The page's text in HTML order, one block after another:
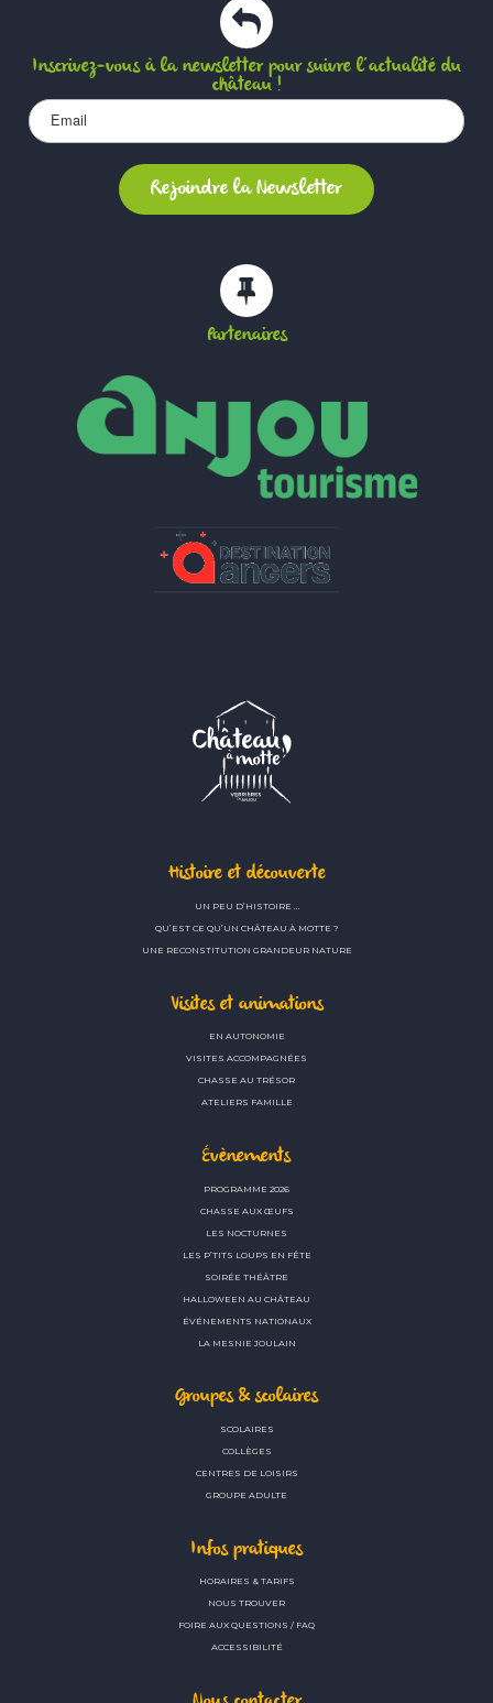
Inscrivez-vous à la newsletter pour suivre l’actualité du
château !
Partenaires
Histoire et découverte
UN PEU D’HISTOIRE …
QU’EST CE QU’UN CHÂTEAU À MOTTE ?
UNE RECONSTITUTION GRANDEUR NATURE
Visites et animations
EN AUTONOMIE
VISITES ACCOMPAGNÉES
CHASSE AU TRÉSOR
ATELIERS FAMILLE
Évènements
PROGRAMME 2026
CHASSE AUX ŒUFS
LES NOCTURNES
LES P’TITS LOUPS EN FÊTE
SOIRÉE THÉÂTRE
HALLOWEEN AU CHÂTEAU
ÉVÉNEMENTS NATIONAUX
LA MESNIE JOULAIN
Groupes & scolaires
SCOLAIRES
COLLÈGES
CENTRES DE LOISIRS
GROUPE ADULTE
Infos pratiques
HORAIRES & TARIFS
NOUS TROUVER
FOIRE AUX QUESTIONS / FAQ
ACCESSIBILITÉ